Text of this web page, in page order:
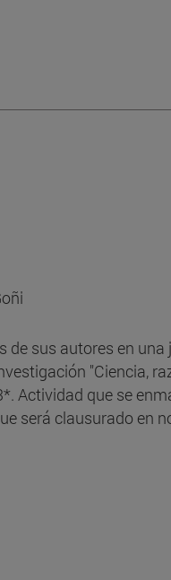
de sus autores en una
"Ciencia,
Actividad que se
será clausurado en